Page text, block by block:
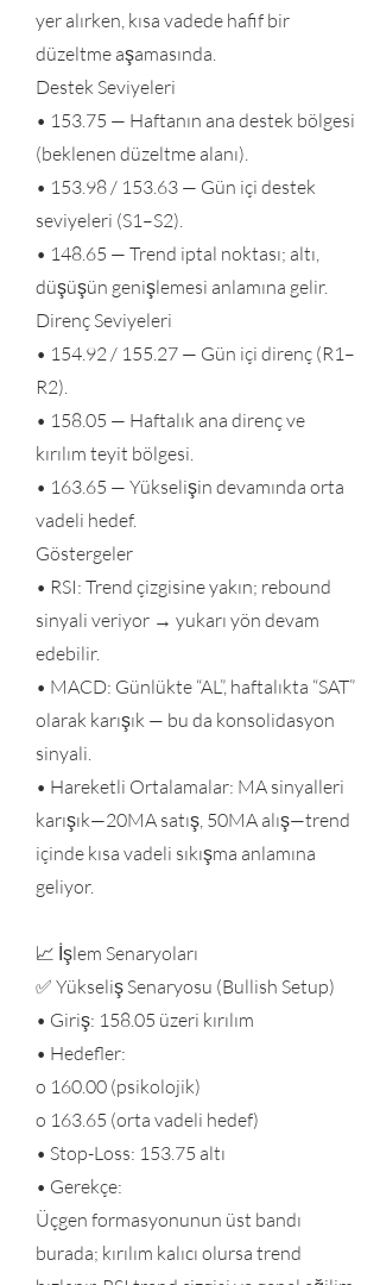
yer alırken, kısa vadede hafif bir
düzeltme aşamasında.
Destek Seviyeleri
• 153.75 — Haftanın ana destek bölgesi
(beklenen düzeltme alanı).
• 153.98 / 153.63 — Gün içi destek
seviyeleri (S1–S2).
• 148.65 — Trend iptal noktası; altı,
düşüşün genişlemesi anlamına gelir.
Direnç Seviyeleri
• 154.92 / 155.27 — Gün içi direnç (R1–
R2).
• 158.05 — Haftalık ana direnç ve
kırılım teyit bölgesi.
• 163.65 — Yükselişin devamında orta
vadeli hedef.
Göstergeler
• RSI: Trend çizgisine yakın; rebound
sinyali veriyor → yukarı yön devam
edebilir.
• MACD: Günlükte “AL”, haftalıkta “SAT”
olarak karışık — bu da konsolidasyon
sinyali.
• Hareketli Ortalamalar: MA sinyalleri
karışık—20MA satış, 50MA alış—trend
içinde kısa vadeli sıkışma anlamına
geliyor.
📈 İşlem Senaryoları
✅ Yükseliş Senaryosu (Bullish Setup)
• Giriş: 158.05 üzeri kırılım
• Hedefler:
o 160.00 (psikolojik)
o 163.65 (orta vadeli hedef)
• Stop-Loss: 153.75 altı
• Gerekçe:
Üçgen formasyonunun üst bandı
burada; kırılım kalıcı olursa trend